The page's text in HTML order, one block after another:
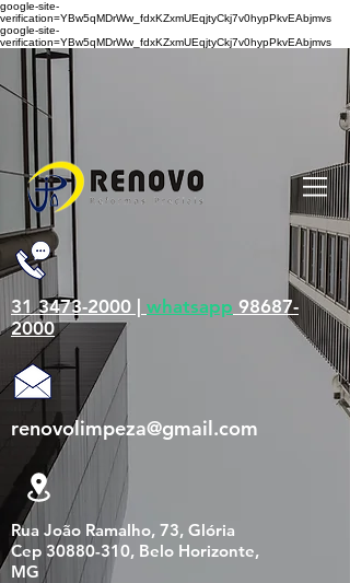
google-site-
verification=YBw5qMDrWw_fdxKZxmUEqjtyCkj7v0hypPkvEAbjmvs
google-site-
verification=YBw5qMDrWw_fdxKZxmUEqjtyCkj7v0hypPkvEAbjmvs
31 3473-2000 | whatsapp 98687-
2000
renovolimpeza@gmail.com
Rua João Ramalho, 73, Glória
Cep 30880-310, Belo Horizonte,
MG